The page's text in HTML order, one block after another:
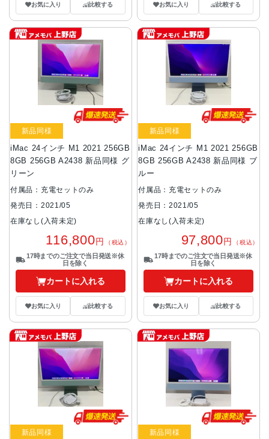
お気に入り 比較する お気に入り 比較する
iMac 24インチ M1 2021 256GB
8GB 256GB A2438 新品同様 グ
リーン
新品同様
付属品：充電セットのみ
発売日：2021/05
在庫なし(入荷未定)
116,800円 （税込）
17時までのご注文で当日発送※休
日を除く
カートに入れる
お気に入り 比較する
iMac 24インチ M1 2021 256GB
8GB 256GB A2438 新品同様 ブ
ルー
新品同様
付属品：充電セットのみ
発売日：2021/05
在庫なし(入荷未定)
97,800円 （税込）
17時までのご注文で当日発送※休
日を除く
カートに入れる
お気に入り 比較する
新品同様 新品同様